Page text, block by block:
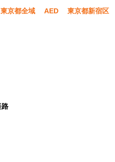
東京都全域 AED 東京都新宿区
路